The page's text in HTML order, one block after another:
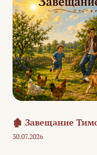
🏚️ Завещание
30.07.2026